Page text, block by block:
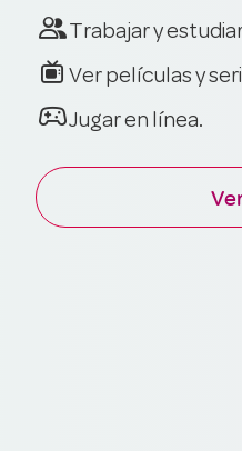
 Trabajar y
 Ver películas y
Jugar en línea.